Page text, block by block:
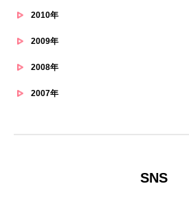
2010年
2009年
2008年
2007年
SNS